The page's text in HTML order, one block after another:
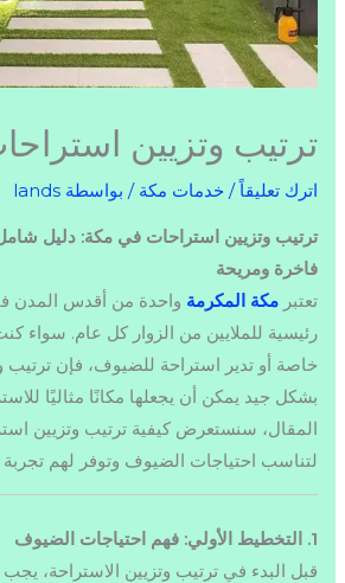
ترتيب وتزيين
اترك تعليقاً / خدمات مكة / بواسطة lands
ترتيب وتزيين استراحات في مكة: دليل
فاخرة ومريحة
تعتبرمكة المكرمة واحدة من أقدس المدن
رئيسية للملايين من الزوار كل عام. سواء
خاصة أو تدير استراحة للضيوف، فإن ترتيب
بشكل جيد يمكن أن يجعلها مكانًا مثاليًا
المقال، سنستعرض كيفية ترتيب وتزيين
لتناسب احتياجات الضيوف وتوفر لهم
1. التخطيط الأولي: فهم احتياجات الضيوف
قبل البدء في ترتيب وتزيين الاستراحة،